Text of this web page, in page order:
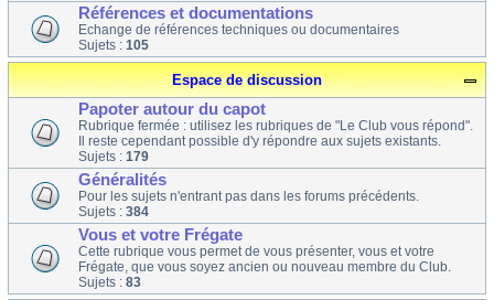
Références et documentations
Echange de références techniques ou documentaires
Sujets : 105
Espace de discussion
Papoter autour du capot
Rubrique fermée : utilisez les rubriques de "Le Club vous répond".
Il reste cependant possible d'y répondre aux sujets existants.
Sujets : 179
Généralités
Pour les sujets n'entrant pas dans les forums précédents.
Sujets : 384
Vous et votre Frégate
Cette rubrique vous permet de vous présenter, vous et votre
Frégate, que vous soyez ancien ou nouveau membre du Club.
Sujets : 83